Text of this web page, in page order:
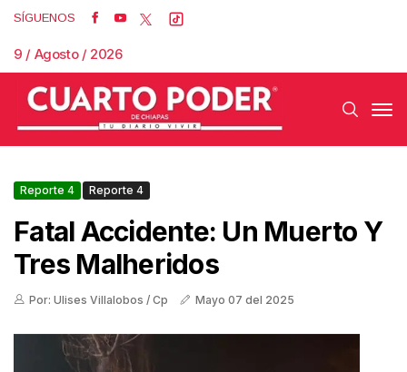
SÍGUENOS
9 / Agosto / 2026
Reporte 4 Reporte 4
Fatal Accidente: Un Muerto Y
Tres Malheridos
Por: Ulises Villalobos / Cp Mayo 07 del 2025